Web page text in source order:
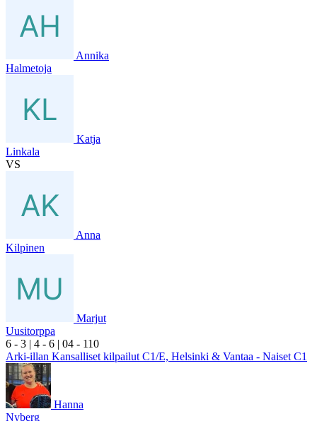
Annika
Halmetoja
Katja
Linkala
VS
Anna
Kilpinen
Marjut
Uusitorppa
6 - 3 | 4 - 6 | 04 - 110
Arki-illan Kansalliset kilpailut C1/E, Helsinki & Vantaa - Naiset C1
Hanna
Nyberg